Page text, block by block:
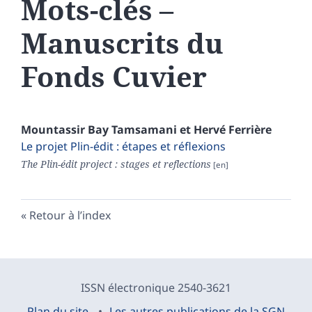
Mots-clés –
Manuscrits du
Fonds Cuvier
Mountassir BayTamsamani et Hervé Ferrière
Le projet Plin-édit : étapes et réflexions
The Plin-édit project : stages et reflections
Retour à l’index
ISSN électronique 2540-3621